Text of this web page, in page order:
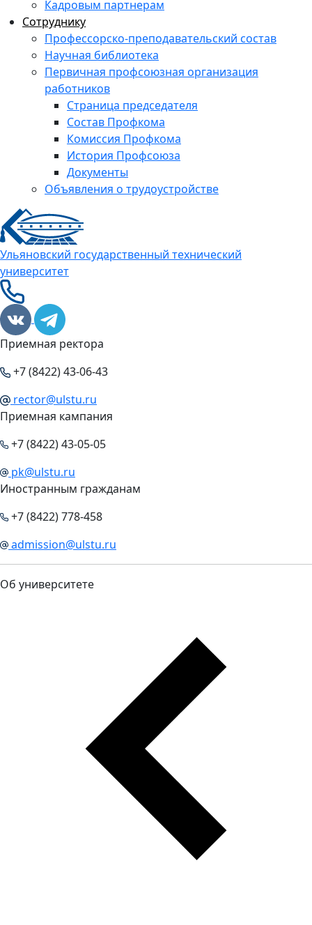
Кадровым партнерам
Сотруднику
Профессорско-преподавательский состав
Научная библиотека
Первичная профсоюзная организация
работников
Страница председателя
Состав Профкома
Комиссия Профкома
История Профсоюза
Документы
Объявления о трудоустройстве
Ульяновский государственный технический
университет
Приемная ректора
+7 (8422) 43-06-43
rector@ulstu.ru
Приемная кампания
+7 (8422) 43-05-05
pk@ulstu.ru
Иностранным гражданам
+7 (8422) 778-458
admission@ulstu.ru
Об университете